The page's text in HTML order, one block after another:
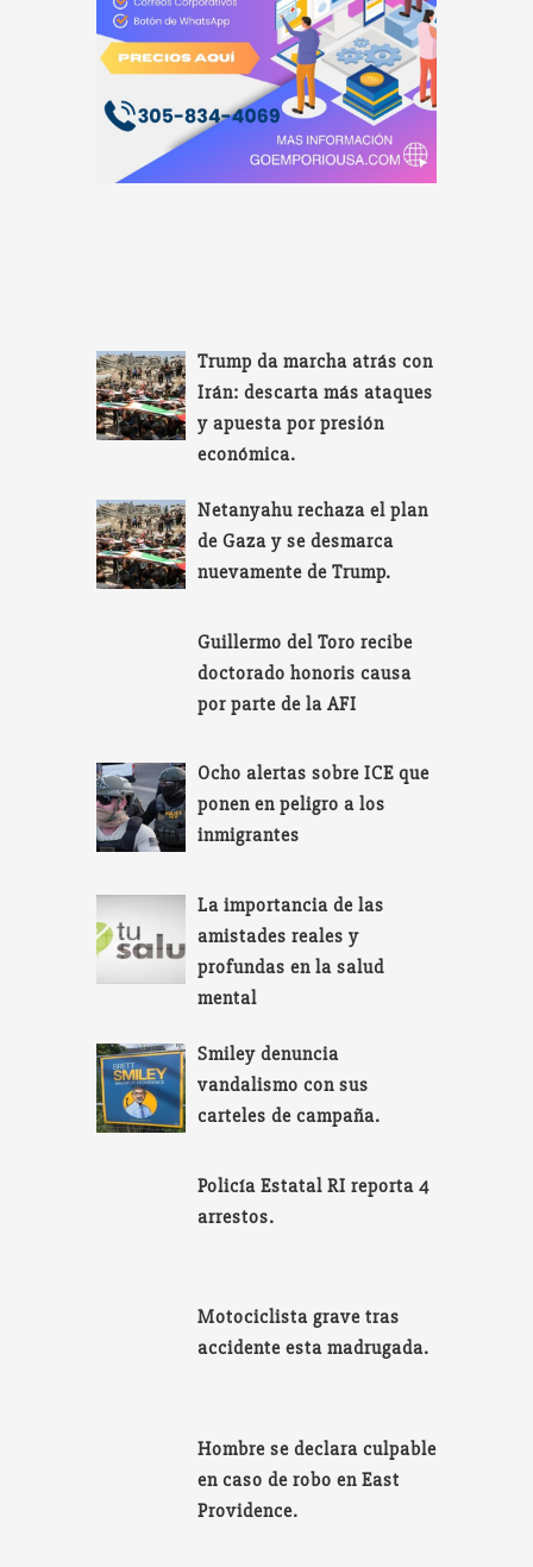
Trump da marcha atrás con
Irán: descarta más ataques
y apuesta por presión
económica.
Netanyahu rechaza el plan
de Gaza y se desmarca
nuevamente de Trump.
Guillermo del Toro recibe
doctorado honoris causa
por parte de la AFI
Ocho alertas sobre ICE que
ponen en peligro a los
inmigrantes
La importancia de las
amistades reales y
profundas en la salud
mental
Smiley denuncia
vandalismo con sus
carteles de campaña.
Policía Estatal RI reporta 4
arrestos.
Motociclista grave tras
accidente esta madrugada.
Hombre se declara culpable
en caso de robo en East
Providence.